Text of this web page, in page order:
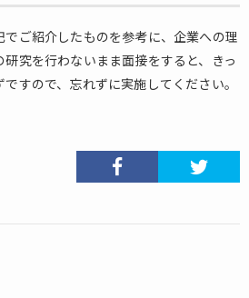
ご紹介したものを参考に、企業への理
究を行わないまま面接をすると、きっ
すので、忘れずに実施してください。